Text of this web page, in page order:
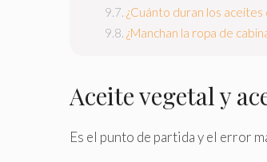
¿Cuánto duran los aceites
¿Manchan la ropa de
Aceite vegetal y
Es el punto de partida y el error